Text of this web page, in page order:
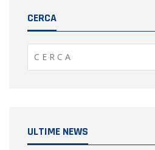
CERCA
ULTIME NEWS